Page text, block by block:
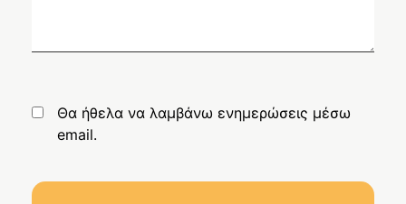
Θα ήθελα να λαμβάνω ενημερώσεις μέσω
email.